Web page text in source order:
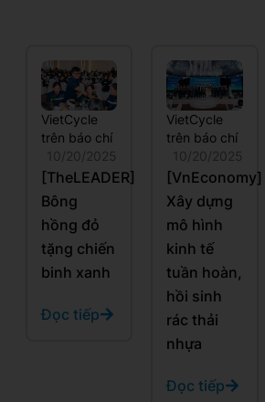
VietCycle
trên báo chí
10/20/2025
[TheLEADER]
Bông
hồng đỏ
tặng chiến
binh xanh
Đọc tiếp
VietCycle
trên báo chí
10/20/2025
[VnEconomy]
Xây dựng
mô hình
kinh tế
tuần hoàn,
hồi sinh
rác thải
nhựa
Đọc tiếp